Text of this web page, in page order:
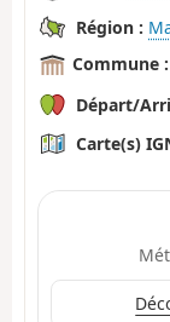
Région :
Commune :
Départ/
Carte(s)